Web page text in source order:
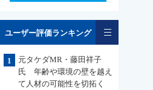
ユーザー評価ランキング
1
元タケダMR・藤田祥子
氏 年齢や環境の壁を越え
て人材の可能性を切拓く